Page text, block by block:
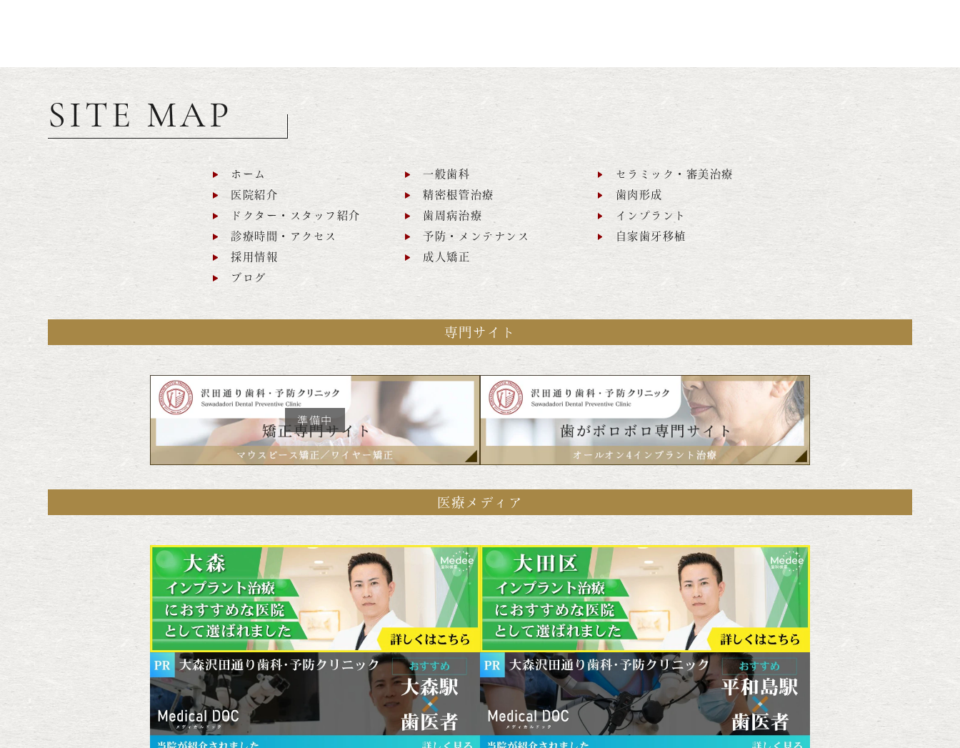
SITE MAP
ホーム
医院紹介
ドクター・スタッフ紹介
診療時間・アクセス
採用情報
ブログ
一般歯科
精密根管治療
歯周病治療
予防・メンテナンス
成人矯正
セラミック・審美治療
歯肉形成
インプラント
自家歯牙移植
専門サイト
医療メディア